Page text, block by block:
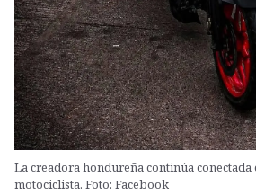
La creadora hondureña continúa
motociclista. Foto: Facebook